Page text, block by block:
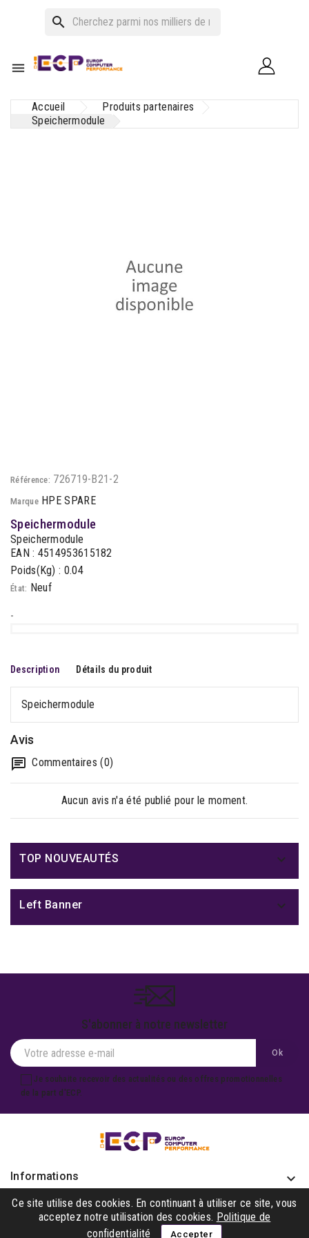
search

Accueil
Produits partenaires
Speichermodule
Référence: 726719-B21-2
Marque HPE SPARE
Speichermodule
Speichermodule
EAN : 4514953615182
Poids(Kg) : 0.04
État: Neuf
-
Description Détails du produit
Speichermodule
Avis
Commentaires (0)
Aucun avis n'a été publié pour le moment.
TOP NOUVEAUTÉS 
Left Banner 
S'abonner à notre newsletter
Je souhaite recevoir des actualités ou des offres promotionnelles
de la part d'ECP.
Informations keyboard_arrow_down
Produits 
Notre société
Ce site utilise des cookies. En continuant à utiliser ce site, vous
acceptez notre utilisation des cookies. Politique de
confidentialité
Accepter